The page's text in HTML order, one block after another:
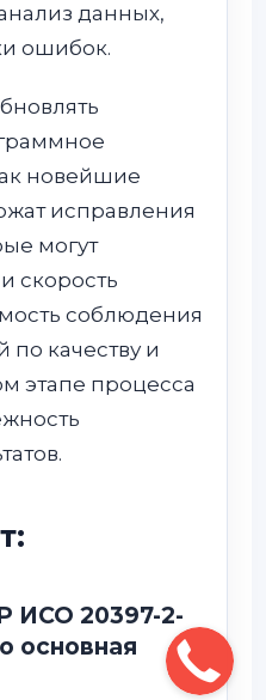
данных,
ошибок.
новейшие
исправления
могут
скорость
соблюдения
качеству и
этапе процесса
ИСО 20397-2-
основная